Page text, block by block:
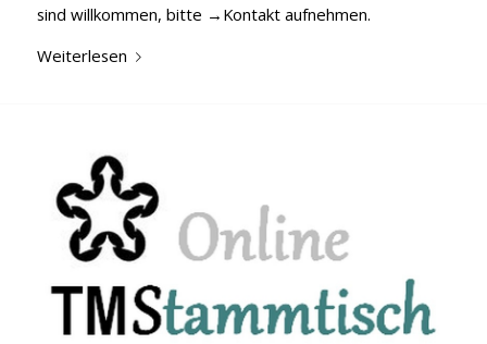
sind willkommen, bitte →Kontakt aufnehmen.
Weiterlesen